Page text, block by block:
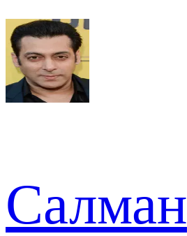
Салман